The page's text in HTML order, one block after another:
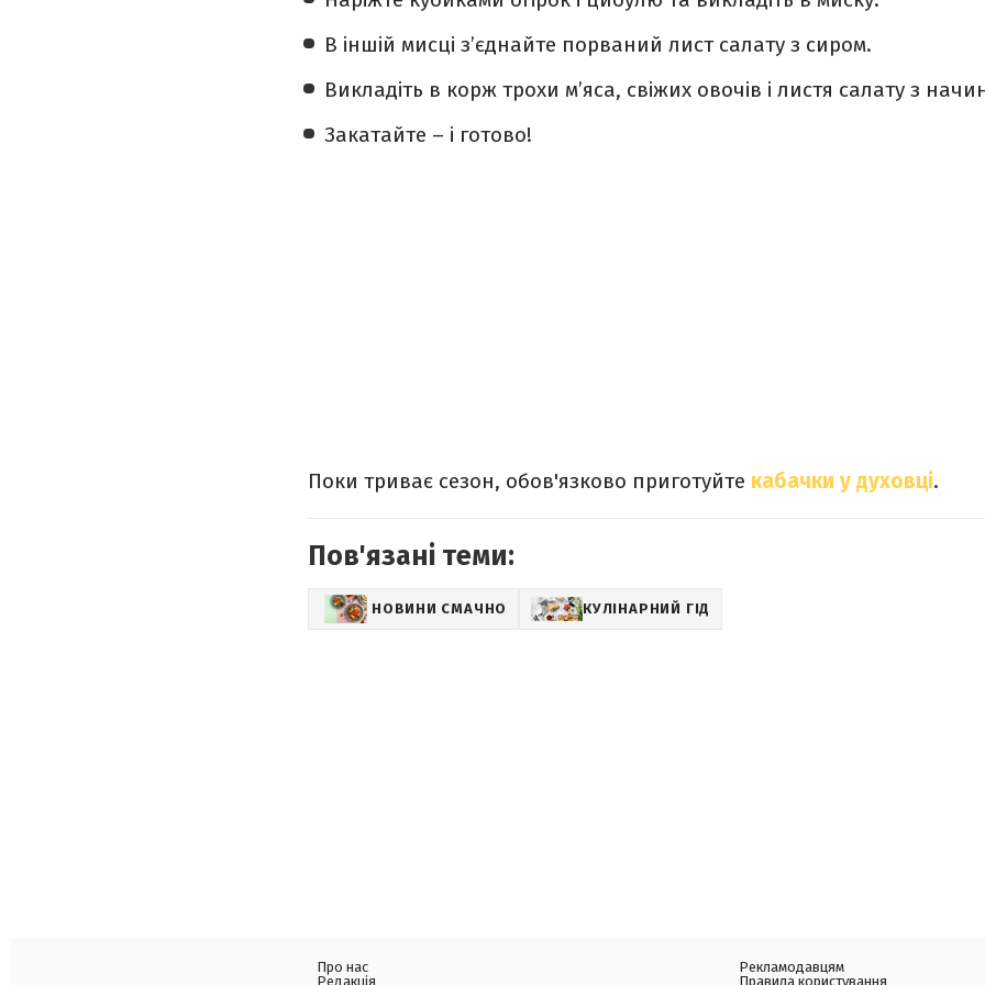
В іншій мисці з’єднайте порваний лист салату з сиром.
Викладіть в корж трохи м’яса, свіжих овочів і листя салату з
Закатайте – і готово!
Поки триває сезон, обов'язково приготуйте кабачки у духовці.
Пов'язані теми:
НОВИНИ СМАЧНО КУЛІНАРНИЙ ГІД
Про нас
Редакція
Рекламодавцям
Правила користування